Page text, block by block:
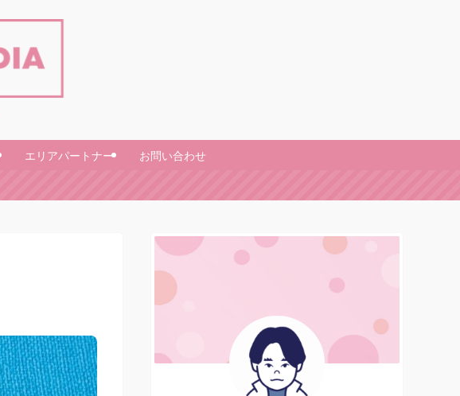
エリアパートナー
お問い合わせ